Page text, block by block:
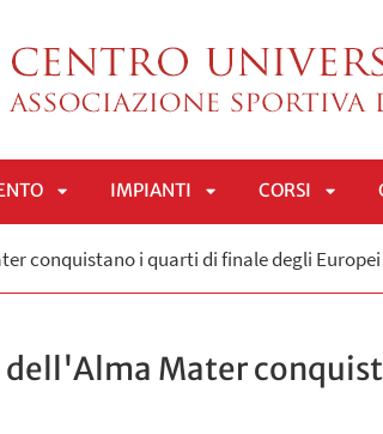
APRI
IMPIANTI
APRI
CORSI
APRI
conquistano i quarti di finale degli
dell'Alma Mater